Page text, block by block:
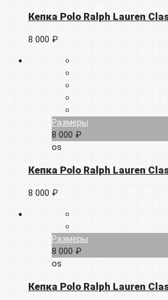
Кепка Polo Ralph Lauren
8 000 ₽
Размеры
8 000 ₽
os
Кепка Polo Ralph Lauren
8 000 ₽
Размеры
8 000 ₽
os
Кепка Polo Ralph Lauren